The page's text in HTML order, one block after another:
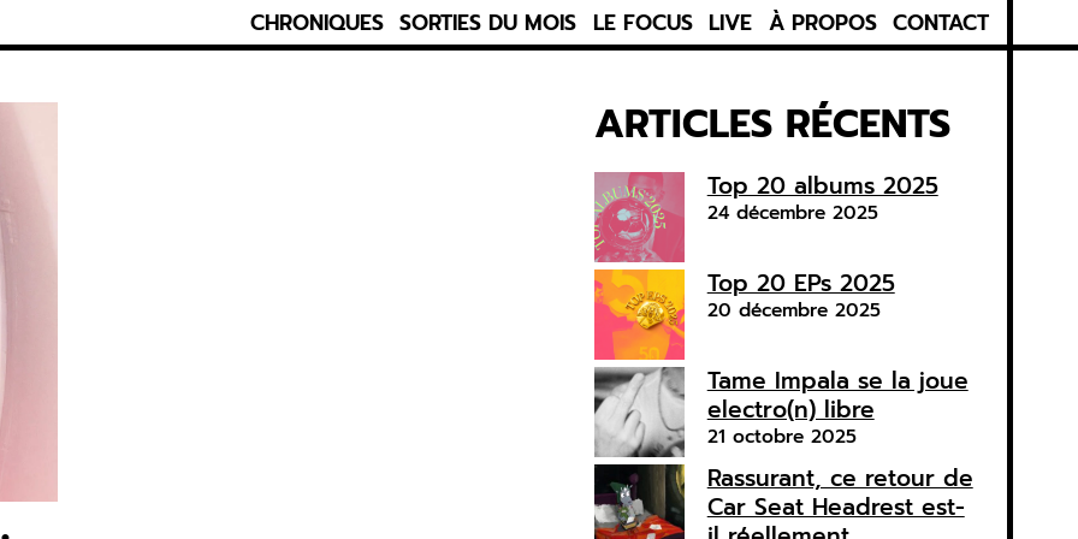
CHRONIQUES SORTIES DU MOIS LE FOCUS LIVE À PROPOS CONTACT
ARTICLES RÉCENTS
Top 20 albums 2025
24 décembre 2025
Top 20 EPs 2025
20 décembre 2025
Tame Impala se la joue
electro(n) libre
21 octobre 2025
Rassurant, ce retour de
Car Seat Headrest est-